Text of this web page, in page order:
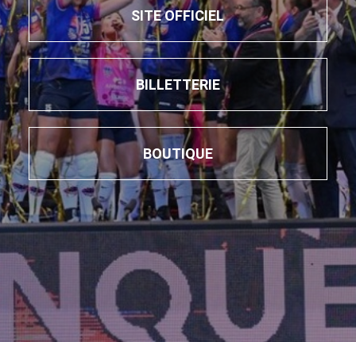
SITE OFFICIEL
BILLETTERIE
BOUTIQUE